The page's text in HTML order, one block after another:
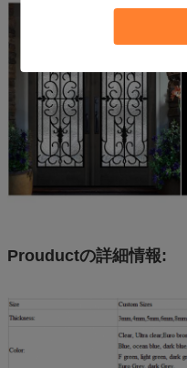
Prouductの詳細情報: